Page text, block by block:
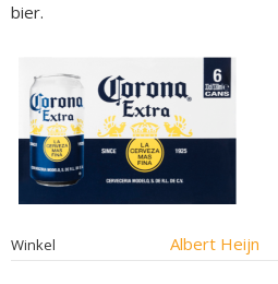
bier.
Winkel Albert Heijn